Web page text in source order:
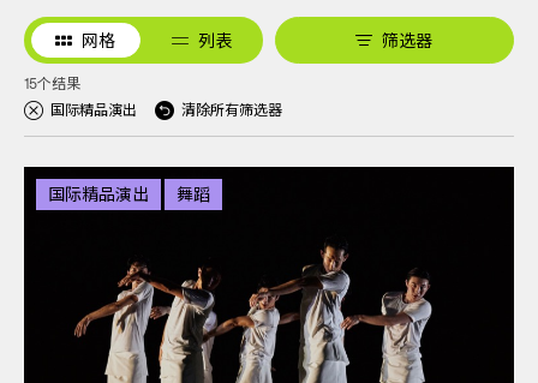
网格 列表 筛选器
15个结果
国际精品演出
清除所有筛选器
国际精品演出 舞蹈